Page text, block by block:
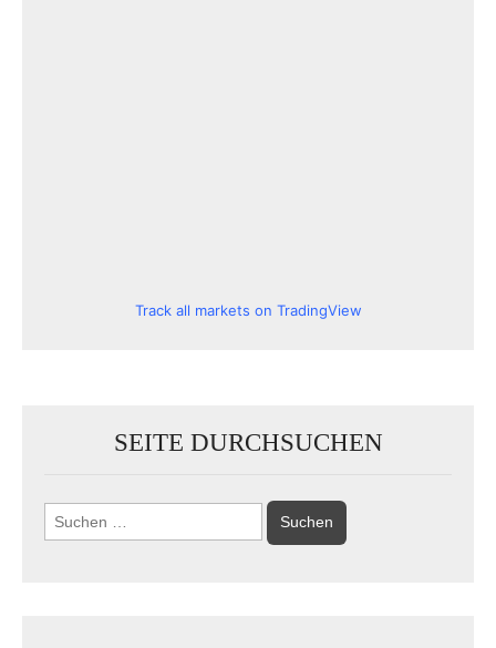
Track all markets on TradingView
SEITE DURCHSUCHEN
Suchen
nach: